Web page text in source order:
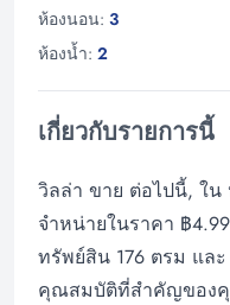
ห้องนอน: 3
ห้องน้ำ: 2
เกี่ยวกับรายการนี้
วิลล่า ขาย ต่อไปนี้, ใ
จำหน่ายในราคา ฿
ทรัพย์สิน 176 ตรม แล
คุณสมบัติที่สำคัญของ